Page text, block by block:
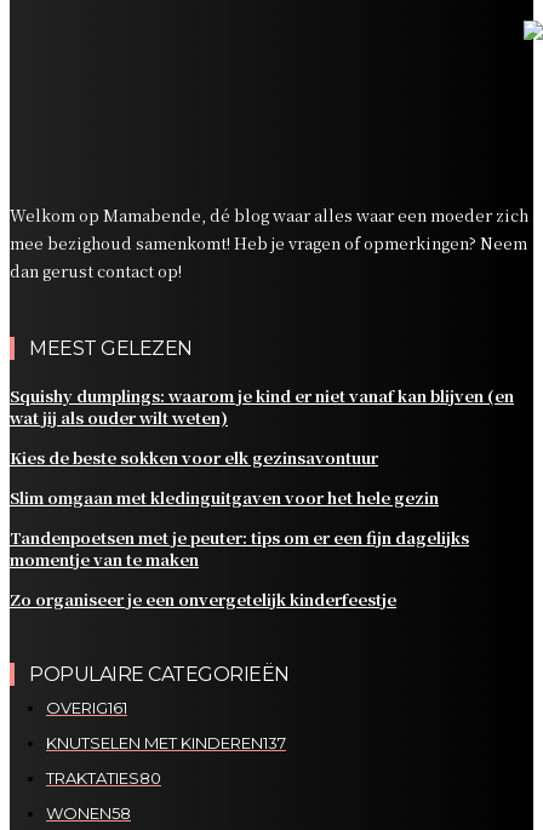
Welkom op Mamabende, dé blog waar alles waar een moeder zich
mee bezighoud samenkomt! Heb je vragen of opmerkingen? Neem
dan gerust contact op!
MEEST GELEZEN
Squishy dumplings: waarom je kind er niet vanaf kan blijven (en
wat jij als ouder wilt weten)
Kies de beste sokken voor elk gezinsavontuur
Slim omgaan met kledinguitgaven voor het hele gezin
Tandenpoetsen met je peuter: tips om er een fijn dagelijks
momentje van te maken
Zo organiseer je een onvergetelijk kinderfeestje
POPULAIRE CATEGORIEËN
OVERIG161
KNUTSELEN MET KINDEREN137
TRAKTATIES80
WONEN58